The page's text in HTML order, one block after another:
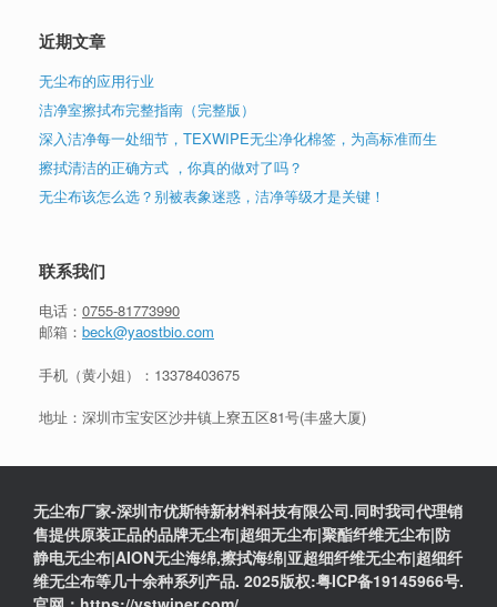
近期文章
无尘布的应用行业
洁净室擦拭布完整指南（完整版）
深入洁净每一处细节，TEXWIPE无尘净化棉签，为高标准而生
擦拭清洁的正确方式 ，你真的做对了吗？
无尘布该怎么选？别被表象迷惑，洁净等级才是关键！
联系我们
电话： 0755-81773990
邮箱： beck@yaostbio.com
手机（黄小姐）： 13378403675
地址：深圳市宝安区沙井镇上寮五区81号(丰盛大厦)
无尘布厂家-深圳市优斯特新材料科技有限公司.同时我司代理销
售提供原装正品的品牌无尘布|超细无尘布|聚酯纤维无尘布|防
静电无尘布|AION无尘海绵,擦拭海绵|亚超细纤维无尘布|超细纤
维无尘布等几十余种系列产品. 2025版权:粤ICP备19145966号.